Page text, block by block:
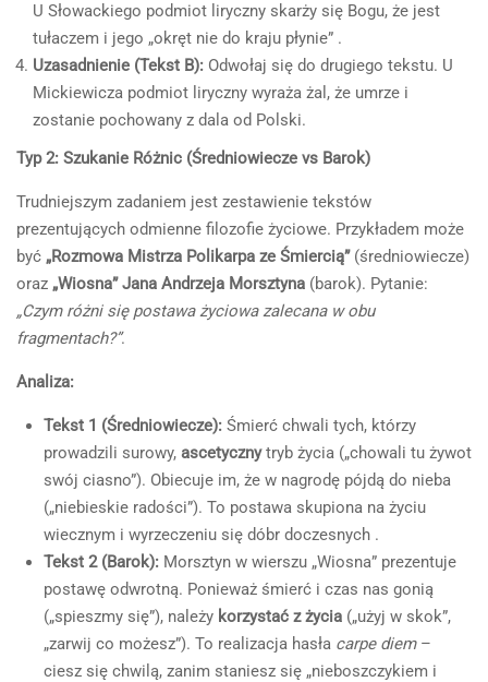
U Słowackiego podmiot liryczny skarży się Bogu, że jest
tułaczem i jego „okręt nie do kraju płynie” .
Uzasadnienie (Tekst B): Odwołaj się do drugiego tekstu. U
Mickiewicza podmiot liryczny wyraża żal, że umrze i
zostanie pochowany z dala od Polski.
Typ 2: Szukanie Różnic (Średniowiecze vs Barok)
Trudniejszym zadaniem jest zestawienie tekstów
prezentujących odmienne filozofie życiowe. Przykładem może
być „Rozmowa Mistrza Polikarpa ze Śmiercią”(średniowiecze)
oraz „Wiosna” Jana Andrzeja Morsztyna (barok). Pytanie:
„Czym różni się postawa życiowa zalecana w obu
fragmentach?”.
Analiza:
Tekst 1 (Średniowiecze): Śmierć chwali tych, którzy
prowadzili surowy, ascetycznytryb życia („chowali tu żywot
swój ciasno”). Obiecuje im, że w nagrodę pójdą do nieba
(„niebieskie radości”). To postawa skupiona na życiu
wiecznym i wyrzeczeniu się dóbr doczesnych .
Tekst 2 (Barok): Morsztyn w wierszu „Wiosna” prezentuje
postawę odwrotną. Ponieważ śmierć i czas nas gonią
(„spieszmy się”), należy korzystać z życia („użyj w skok”,
„zarwij co możesz”). To realizacja hasła carpe diem–
ciesz się chwilą, zanim staniesz się „nieboszczykiem i